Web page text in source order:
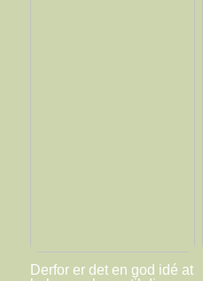
Derfor er det en god idé at